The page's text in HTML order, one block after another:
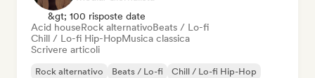
&gt; 100 risposte date
Acid houseRock alternativoBeats / Lo-fi
Chill / Lo-fi Hip-HopMusica classica
Scrivere articoli
Rock alternativo Beats / Lo-fi
Chill / Lo-fi Hip-Hop